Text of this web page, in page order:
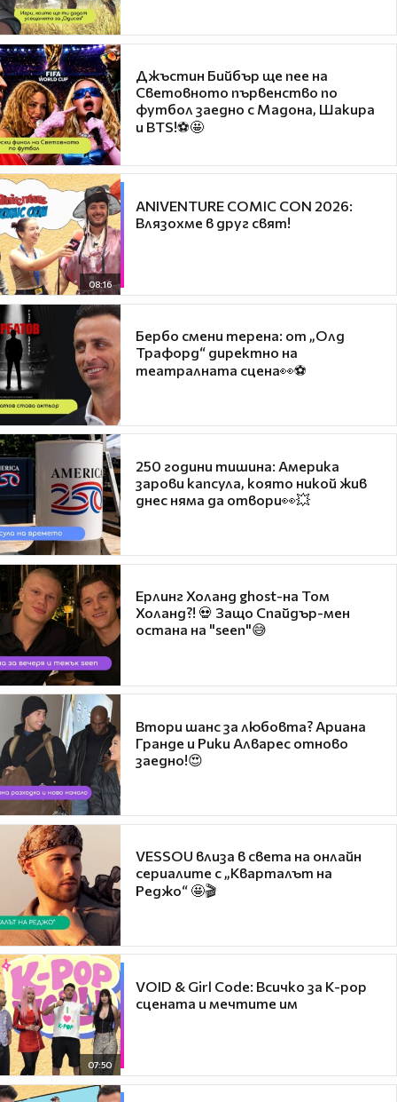
Джъстин Бийбър ще пее на
Световното първенство по
футбол заедно с Мадона, Шакира
и BTS!⚽🤩
08:16
ANIVENTURE COMIC CON 2026:
Влязохме в друг свят!
Бербо смени терена: от „Олд
Трафорд“ директно на
театралната сцена👀⚽
250 години тишина: Америка
зарови капсула, която никой жив
днес няма да отвори👀💥
Ерлинг Холанд ghost-на Том
Холанд?! 💀 Защо Спайдър-мен
остана на "seen"😅
Втори шанс за любовта? Ариана
Гранде и Рики Алварес отново
заедно!😍
VESSOU влиза в света на онлайн
сериалите с „Кварталът на
Реджо“ 🤩🎬
07:50
VOID & Girl Code: Всичко за K-pop
сцената и мечтите им